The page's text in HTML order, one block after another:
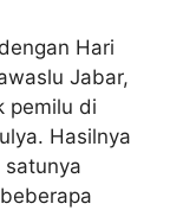
Hari
Jabar,
pemilu di
Hasilnya
satunya